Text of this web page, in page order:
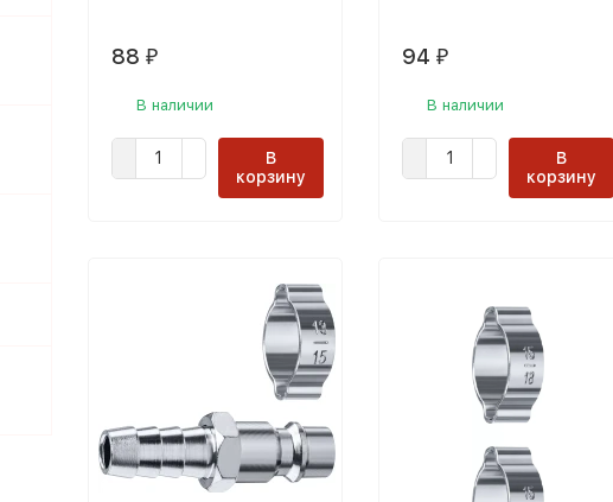
88 ₽
В наличии
В
корзину
94 ₽
В наличии
В
корзину